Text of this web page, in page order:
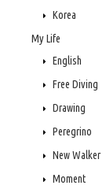
Korea
My Life
English
Free Diving
Drawing
Peregrino
New Walker
Moment